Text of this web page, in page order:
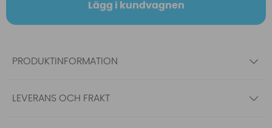
Lägg i kundvagnen
PRODUKTINFORMATION
LEVERANS OCH FRAKT